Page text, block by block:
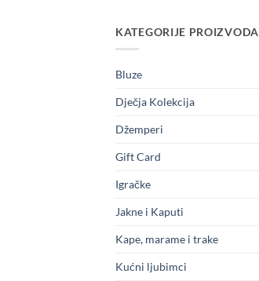
KATEGORIJE PROIZVODA
Bluze
Dječja Kolekcija
Džemperi
Gift Card
Igračke
Jakne i Kaputi
Kape, marame i trake
Kućni ljubimci